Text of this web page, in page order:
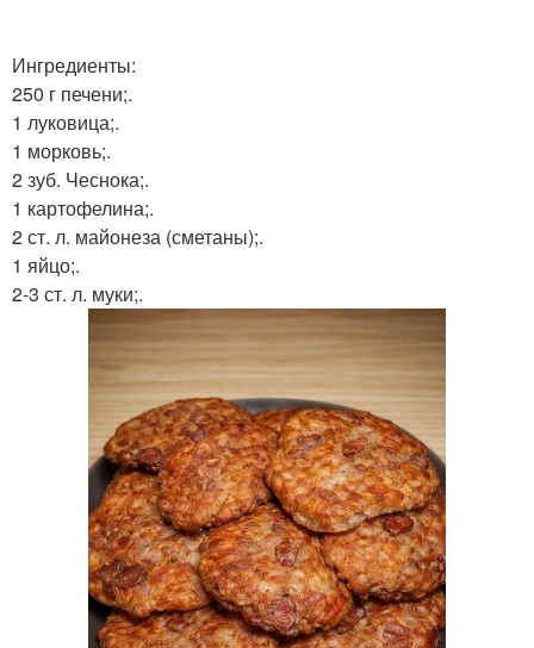
Ингредиенты:
250 г печени;.
1 луковица;.
1 морковь;.
2 зуб. Чеснока;.
1 картофелина;.
2 ст. л. майонеза (сметаны);.
1 яйцо;.
2-3 ст. л. муки;.